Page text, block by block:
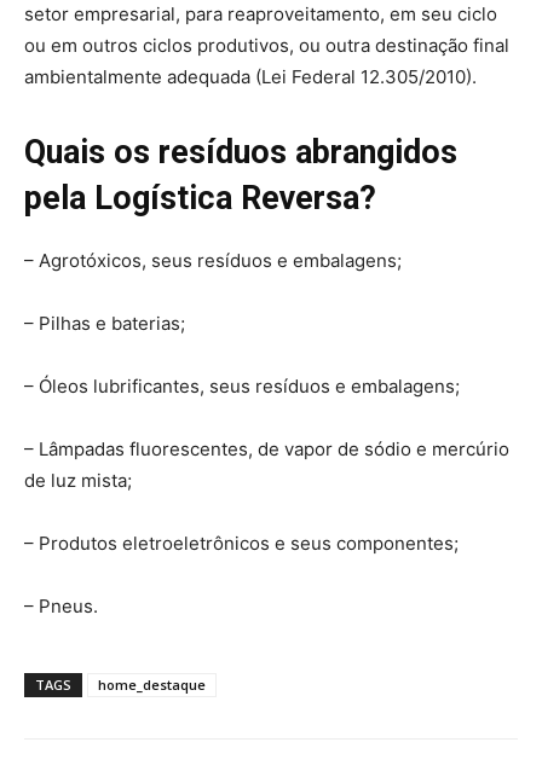
setor empresarial, para reaproveitamento, em seu ciclo
ou em outros ciclos produtivos, ou outra destinação final
ambientalmente adequada (Lei Federal 12.305/2010).
Quais os resíduos abrangidos
pela Logística Reversa?
– Agrotóxicos, seus resíduos e embalagens;
– Pilhas e baterias;
– Óleos lubrificantes, seus resíduos e embalagens;
– Lâmpadas fluorescentes, de vapor de sódio e mercúrio
de luz mista;
– Produtos eletroeletrônicos e seus componentes;
– Pneus.
TAGS home_destaque